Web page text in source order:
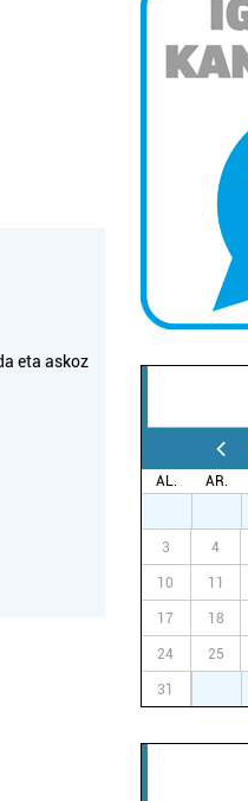
eta askoz
AL. AR.
3 4
10 11
17 18
24 25
31